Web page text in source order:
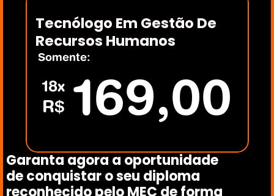
Tecnólogo Em Gestão De
Recursos Humanos
Somente:
18x
R$ 169,00
Garanta agora a oportunidade
de conquistar o seu diploma